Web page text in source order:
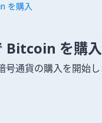
を購入
を購入
通貨の購入を開始し